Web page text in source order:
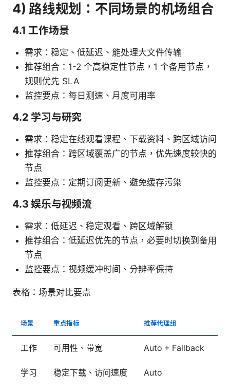
4) 路线规划：不同场景的机场组合
4.1 工作场景
需求：稳定、低延迟、能处理大文件传输
推荐组合：1-2 个高稳定性节点，1 个备用节点，
规则优先 SLA
监控要点：每日测速、月度可用率
4.2 学习与研究
需求：稳定在线观看课程、下载资料、跨区域访问
推荐组合：跨区域覆盖广的节点，优先速度较快的
节点
监控要点：定期订阅更新、避免缓存污染
4.3 娱乐与视频流
需求：低延迟、稳定观看、跨区域解锁
推荐组合：低延迟优先的节点，必要时切换到备用
节点
监控要点：视频缓冲时间、分辨率保持
表格：场景对比要点
场景 重点指标 推荐代理组
工作 可用性、带宽 Auto + Fallback
学习 稳定下载、访问速度 Auto